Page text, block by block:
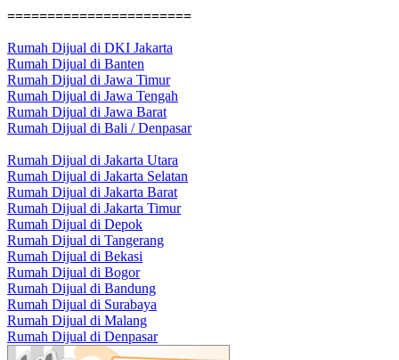
=======================
Rumah Dijual di DKI Jakarta
Rumah Dijual di Banten
Rumah Dijual di Jawa Timur
Rumah Dijual di Jawa Tengah
Rumah Dijual di Jawa Barat
Rumah Dijual di Bali / Denpasar
Rumah Dijual di Jakarta Utara
Rumah Dijual di Jakarta Selatan
Rumah Dijual di Jakarta Barat
Rumah Dijual di Jakarta Timur
Rumah Dijual di Depok
Rumah Dijual di Tangerang
Rumah Dijual di Bekasi
Rumah Dijual di Bogor
Rumah Dijual di Bandung
Rumah Dijual di Surabaya
Rumah Dijual di Malang
Rumah Dijual di Denpasar